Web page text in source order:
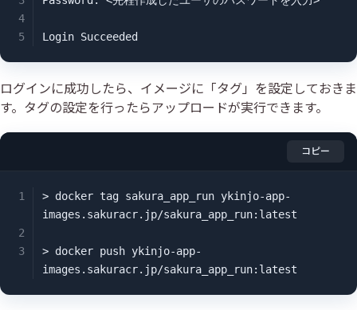
Login Succeeded
ログインに成功したら、イメージに「タグ」を設定しておきま
す。タグの設定を行ったらアップロードが実行できます。
コピー
> docker tag sakura_app_run ykinjo-app-
images.sakuracr.jp/sakura_app_run:latest
> docker push ykinjo-app-
images.sakuracr.jp/sakura_app_run:latest